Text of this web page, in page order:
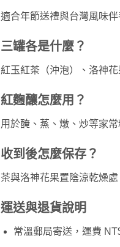
適合年節送禮與台灣風味
三罐各是什麼？
紅玉紅茶（沖泡）、洛神
紅麴釀怎麼用？
用於醃、蒸、燉、炒等家
收到後怎麼保存？
茶與洛神花果置陰涼乾燥
運送與退貨說明
常溫郵局寄送，運費